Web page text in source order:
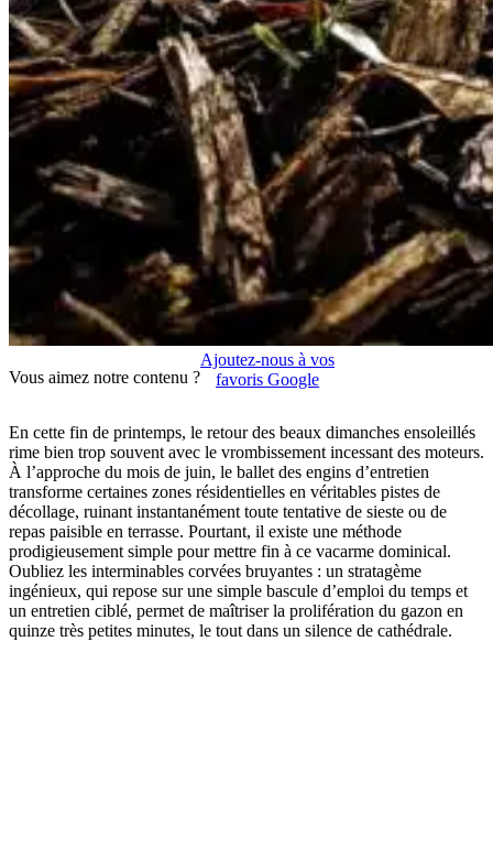
Vous aimez notre contenu ?
Ajoutez-nous à vos
favoris Google
En cette fin de printemps, le retour des beaux dimanches ensoleillés
rime bien trop souvent avec le vrombissement incessant des moteurs.
À l’approche du mois de juin, le ballet des engins d’entretien
transforme certaines zones résidentielles en véritables pistes de
décollage, ruinant instantanément toute tentative de sieste ou de
repas paisible en terrasse. Pourtant, il existe une méthode
prodigieusement simple pour mettre fin à ce vacarme dominical.
Oubliez les interminables corvées bruyantes : un stratagème
ingénieux, qui repose sur une simple bascule d’emploi du temps et
un entretien ciblé, permet de maîtriser la prolifération du gazon en
quinze très petites minutes, le tout dans un silence de cathédrale.